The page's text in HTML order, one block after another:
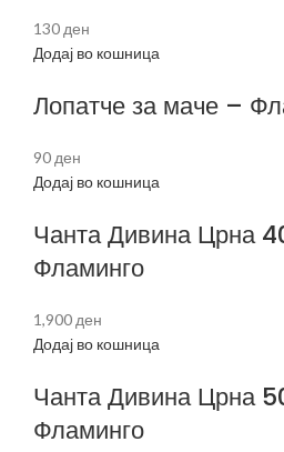
130 ден
Додај во кошница
Лопатче за маче –
90 ден
Додај во кошница
Чанта Дивина Црна
Фламинго
1,900 ден
Додај во кошница
Чанта Дивина Црна
Фламинго